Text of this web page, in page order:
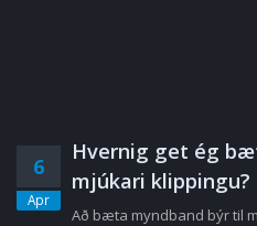
6
Apr
Hvernig get ég
mjúkari klippingu?
Að bæta myndband býr til